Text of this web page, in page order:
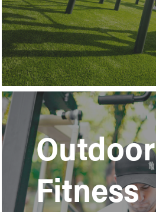
Outdoor
Fitness
Learn
more